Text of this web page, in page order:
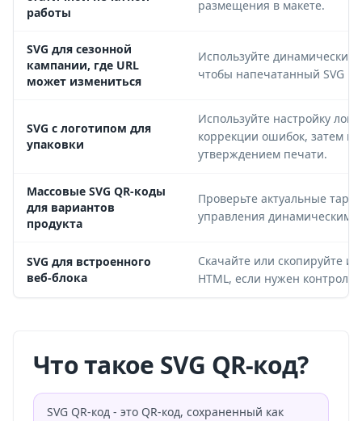
работы
размещения в макете.
SVG для сезонной
кампании, где URL
может измениться
Используйте динамический
чтобы напечатанный SVG
SVG с логотипом для
упаковки
Используйте настройку
коррекции ошибок, затем
утверждением печати.
Массовые SVG QR-коды
для вариантов
продукта
Проверьте актуальные
управления динамическими
SVG для встроенного
веб-блока
Скачайте или скопируйте
HTML, если нужен контроль
Что такое SVG QR-код?
SVG QR-код - это QR-код, сохраненный как